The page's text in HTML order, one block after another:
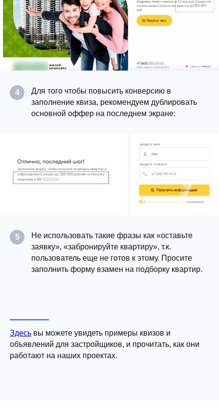
4
Для того чтобы повысить конверсию в
заполнение квиза, рекомендуем дублировать
основной оффер на последнем экране:
5
Не использовать такие фразы как «оставьте
заявку», «забронируйте квартиру», т.к.
пользователь еще не готов к этому. Просите
заполнить форму взамен на подборку квартир.
Здесь вы можете увидеть примеры квизов и
объявлений для застройщиков, и прочитать, как они
работают на наших проектах.